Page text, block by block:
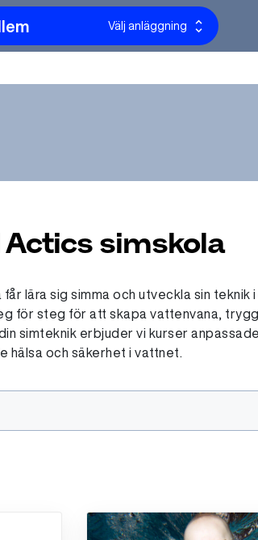
Välj anläggning
simskola
lära sig simma och utveckla sin teknik
för steg för att skapa vattenvana,
simteknik erbjuder vi kurser
och säkerhet i vattnet.